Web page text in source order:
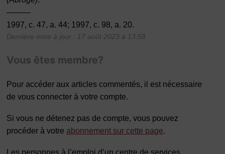
———
1997, c. 47, a. 44; 1997, c. 98, a. 20.
Dernière mise à jour : 17 août 2023 à 13:58
Vous êtes membre?
Pour accéder aux articles commentés, il est nécessaire
de vous connecter à votre compte.
Si vous ne détenez pas de compte, vous pouvez
procéder à votre abonnement sur cette page.